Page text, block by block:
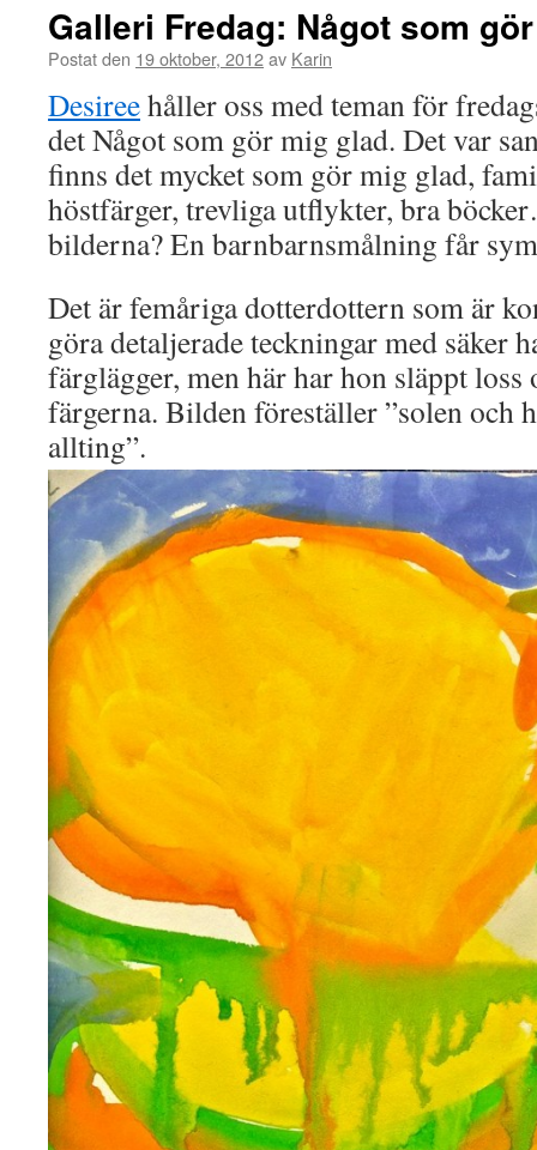
Galleri Fredag: Något som
Postat den 19 oktober, 2012av Karin
Desireehåller oss med teman för
det Något som gör mig glad. Det var
finns det mycket som gör mig glad,
höstfärger, trevliga utflykter, bra
bilderna? En barnbarnsmålning får
Det är femåriga dotterdottern som är
göra detaljerade teckningar med säker
färglägger, men här har hon släppt
färgerna. Bilden föreställer ”solen och
allting”.